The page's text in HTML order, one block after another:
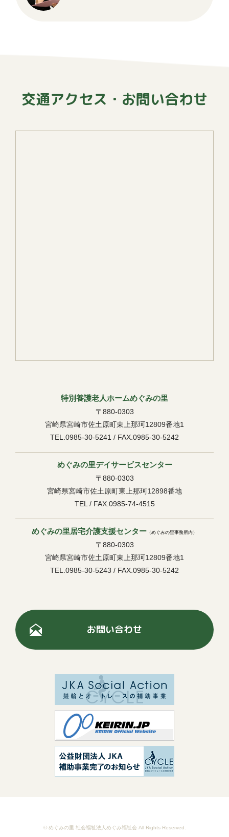
交通アクセス・お問い合わせ
特別養護老人ホームめぐみの里
〒880-0303
宮崎県宮崎市佐土原町東上那珂12809番地1
TEL.0985-30-5241 / FAX.0985-30-5242
めぐみの里デイサービスセンター
〒880-0303
宮崎県宮崎市佐土原町東上那珂12898番地
TEL / FAX.0985-74-4515
めぐみの里居宅介護支援センター （めぐみの里事務所内）
〒880-0303
宮崎県宮崎市佐土原町東上那珂12809番地1
TEL.0985-30-5243 / FAX.0985-30-5242
お問い合わせ
© めぐみの里 社会福祉法人めぐみ福祉会 All Rights Reserved.